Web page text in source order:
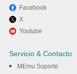
Disfruta
Mobile
Facebook
X
Youtube
Servicio & Contacto
MEmu Soporte